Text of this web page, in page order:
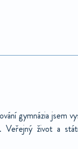
gymnázia jsem
život a